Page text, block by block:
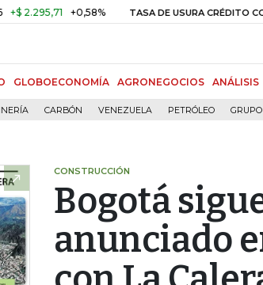
+0,58% TASA DE USURA CRÉDITO CONSUMO
GLOBOECONOMÍA AGRONEGOCIOS ANÁLISIS
CARBÓN VENEZUELA PETRÓLEO
CONSTRUCCIÓN
Bogotá
anunciado